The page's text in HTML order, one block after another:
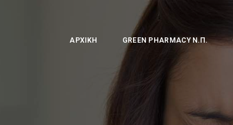
ΑΡΧΙΚΉ GREEN PHARMACY Ν.Π.